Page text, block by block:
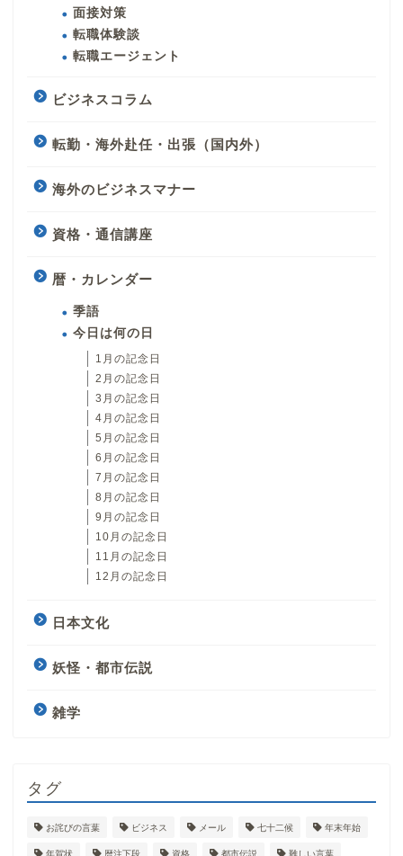
面接対策
転職体験談
転職エージェント
ビジネスコラム
転勤・海外赴任・出張（国内外）
海外のビジネスマナー
資格・通信講座
暦・カレンダー
季語
今日は何の日
1月の記念日
2月の記念日
3月の記念日
4月の記念日
5月の記念日
6月の記念日
7月の記念日
8月の記念日
9月の記念日
10月の記念日
11月の記念日
12月の記念日
日本文化
妖怪・都市伝説
雑学
タグ
お詫びの言葉 ビジネス メール 七十二候 年末年始
年賀状 暦注下段 資格 都市伝説 難しい言葉